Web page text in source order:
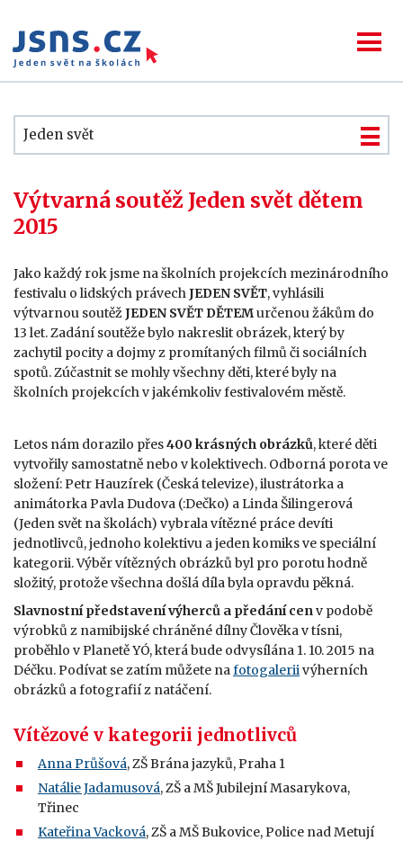
Jeden svět
Výtvarná soutěž Jeden svět dětem
2015
Jako každý rok jsme na školních projekcích mezinárodního
festivalu o lidských právechJEDEN SVĚT, vyhlásili
výtvarnou soutěžJEDEN SVĚT DĚTEMurčenou žákům do
13 let. Zadání soutěže bylo nakreslit obrázek, který by
zachytil pocity a dojmy z promítaných filmů či sociálních
spotů. Zúčastnit se mohly všechny děti, které byly na
školních projekcích v jakémkoliv festivalovém městě.
Letos nám dorazilo přes400 krásných obrázků, které děti
vytvořily samostatně nebo v kolektivech. Odborná porota ve
složení: Petr Hauzírek (Česká televize), ilustrátorka a
animátorka Pavla Dudova (:Dečko) a Linda Šilingerová
(Jeden svět na školách) vybrala vítězné práce devíti
jednotlivců, jednoho kolektivu a jeden komiks ve speciální
kategorii. Výběr vítězných obrázků byl pro porotu hodně
složitý, protože všechna došlá díla byla opravdu pěkná.
Slavnostní představení výherců a předání cenv podobě
výrobků z namibijské chráněné dílny Člověka v tísni,
proběhlo v Planetě YÓ, která bude odvysílána 1. 10. 2015 na
Déčku. Podívat se zatím můžete nafotogaleriivýherních
obrázků a fotografií z natáčení.
Vítězové v kategorii jednotlivců
Anna Průšová, ZŠ Brána jazyků, Praha 1
Natálie Jadamusová, ZŠ a MŠ Jubilejní Masarykova,
Třinec
Kateřina Vacková, ZŠ a MŠ Bukovice, Police nad Metují